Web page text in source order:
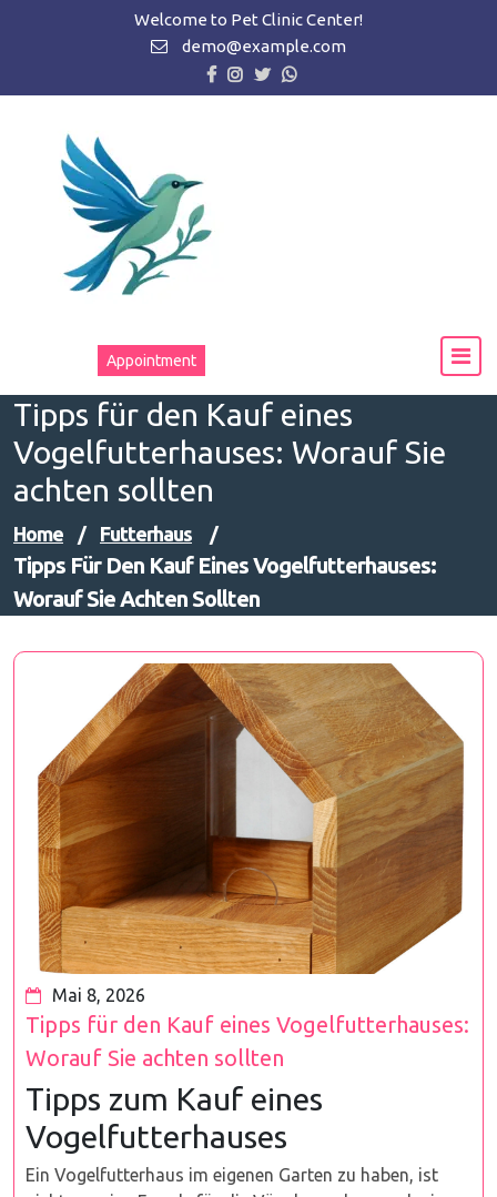
Welcome to Pet Clinic Center!
demo@example.com
Appointment
Tipps für den Kauf eines
Vogelfutterhauses: Worauf Sie
achten sollten
Home / Futterhaus /
Tipps Für Den Kauf Eines Vogelfutterhauses:
Worauf Sie Achten Sollten
Mai 8, 2026
Tipps für den Kauf eines Vogelfutterhauses:
Worauf Sie achten sollten
Tipps zum Kauf eines
Vogelfutterhauses
Ein Vogelfutterhaus im eigenen Garten zu haben, ist